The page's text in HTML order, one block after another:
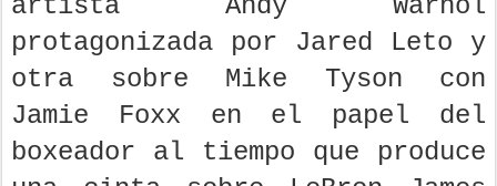
artista Andy Warhol
protagonizada por Jared Leto y
otra sobre Mike Tyson con
Jamie Foxx en el papel del
boxeador al tiempo que produce